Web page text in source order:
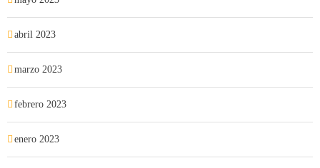
abril 2023
marzo 2023
febrero 2023
enero 2023